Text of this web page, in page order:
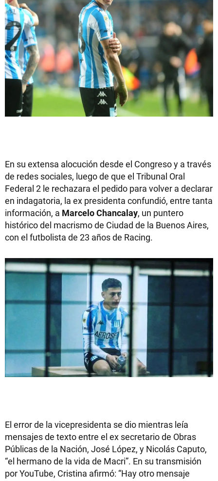
En su extensa alocución desde el Congreso y a través
de redes sociales, luego de que el Tribunal Oral
Federal 2 le rechazara el pedido para volver a declarar
en indagatoria, la ex presidenta confundió, entre tanta
información, a Marcelo Chancalay, un puntero
histórico del macrismo de Ciudad de la Buenos Aires,
con el futbolista de 23 años de Racing.
El error de la vicepresidenta se dio mientras leía
mensajes de texto entre el ex secretario de Obras
Públicas de la Nación, José López, y Nicolás Caputo,
“el hermano de la vida de Macri”. En su transmisión
por YouTube, Cristina afirmó: “Hay otro mensaje